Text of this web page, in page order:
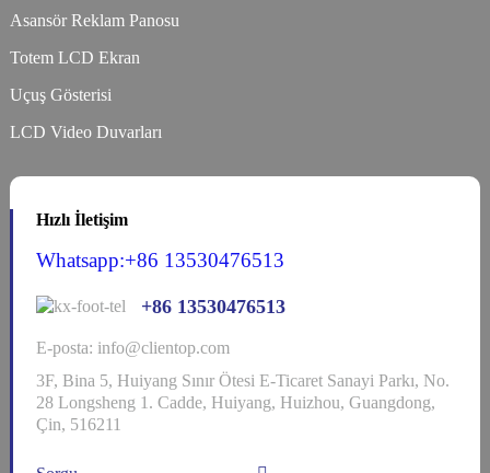
Asansör Reklam Panosu
Totem LCD Ekran
Uçuş Gösterisi
LCD Video Duvarları
Hızlı İletişim
Whatsapp:+86 13530476513
+86 13530476513
E-posta: info@clientop.com
3F, Bina 5, Huiyang Sınır Ötesi E-Ticaret Sanayi Parkı, No.
28 Longsheng 1. Cadde, Huiyang, Huizhou, Guangdong,
Çin, 516211